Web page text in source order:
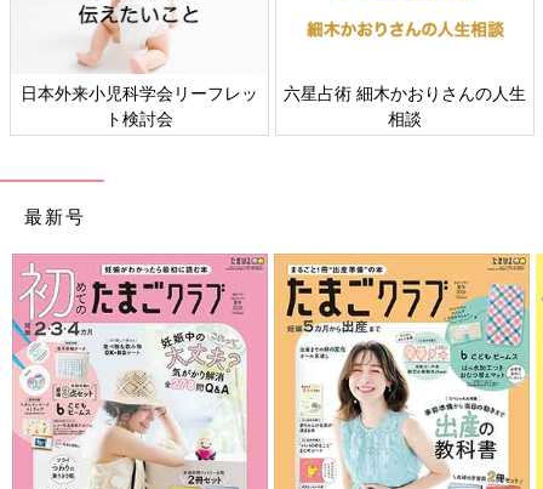
日本外来小児科学会リーフレッ
ト検討会
六星占術 細木かおりさんの人生
相談
最新号